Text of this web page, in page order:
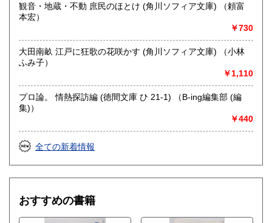
観音・地蔵・不動 庶民のほとけ (角川ソフィア文庫) （頼富
本宏）
￥730
大田南畝 江戸に狂歌の花咲かす (角川ソフィア文庫) （小林
ふみ子）
￥1,110
プロ論。 情熱探訪編 (徳間文庫 ひ 21-1) （B-ing編集部 (編
集)）
￥440
全ての新着情報
おすすめの書籍